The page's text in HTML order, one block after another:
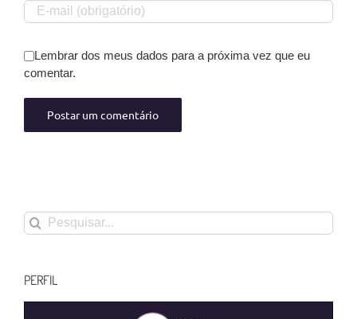
Lembrar dos meus dados para a próxima vez que eu
comentar.
Buscar
resultados
PERFIL